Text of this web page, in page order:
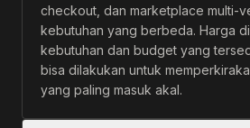
checkout, dan marketplace multi-
kebutuhan yang berbeda. Harga
kebutuhan dan budget yang
bisa dilakukan untuk
yang paling masuk akal.